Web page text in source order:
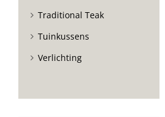
Traditional Teak
Tuinkussens
Verlichting